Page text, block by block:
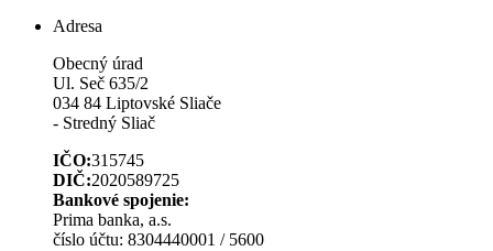
Adresa
Obecný úrad
Ul. Seč 635/2
034 84 Liptovské Sliače
- Stredný Sliač
IČO:315745
DIČ:2020589725
Bankové spojenie:
Prima banka, a.s.
číslo účtu: 8304440001 / 5600